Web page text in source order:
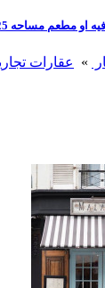
25 م داخلى و 40 م خارج...
» عقارات